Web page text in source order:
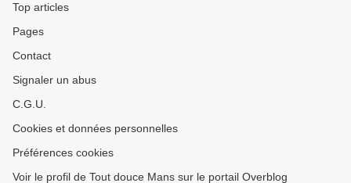
Top articles
Pages
Contact
Signaler un abus
C.G.U.
Cookies et données personnelles
Préférences cookies
Voir le profil de Tout douce Mans sur le portail Overblog